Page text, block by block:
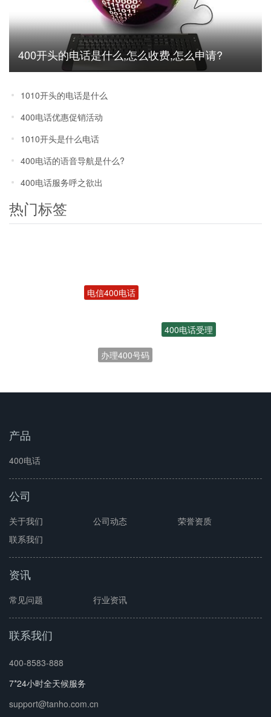
400开头的电话是什么,怎么收费,怎么申请?
1010开头的电话是什么
400电话优惠促销活动
1010开头是什么电话
400电话的语音导航是什么?
400电话服务呼之欲出
热门标签
400电话受理
产品
400电话
公司
关于我们 公司动态
荣誉资质
联系我们
资讯
常见问题 行业资讯
联系我们
400-8583-888
7*24小时全天候服务
support@tanho.com.cn